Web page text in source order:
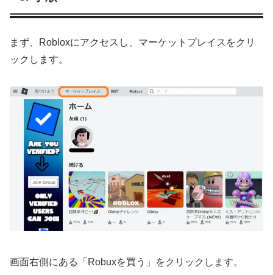
まず、Robloxにアクセスし、マーケットプレイスをクリ
ックします。
画面右側にある「Robuxを買う」をクリックします。